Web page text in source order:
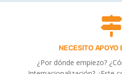
NECESITO APOYO
¿Por dónde empiezo?